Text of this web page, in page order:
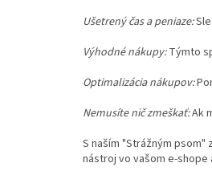
Ušetrený čas a peniaze:
Výhodné nákupy:Týmto
Optimalizácia nákupov:
Nemusíte nič zmeškať:Ak
S naším "Strážným
nástroj vo vašom e-